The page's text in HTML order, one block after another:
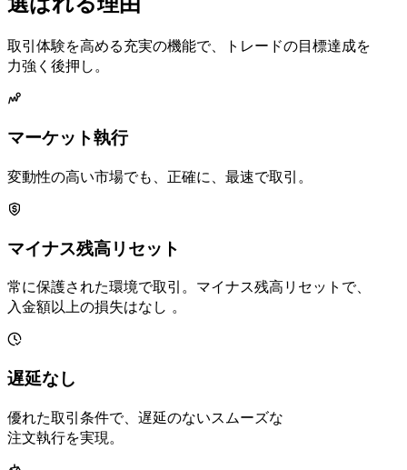
取引体験を高める充実の機能で、 トレードの目標達成を
力強く 後押し。
マーケット執行
変動性の高い市場でも、 正確に、 最速で取引。
マイナス残高リセット
常に保護された環境で取引。 マイナス残高リセットで、
入金額以上の損失はなし 。
遅延なし
優れた取引条件で、 遅延のないスムーズな
注文執行を実現。